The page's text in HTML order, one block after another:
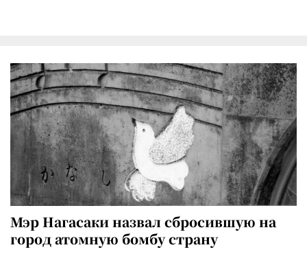
Мэр Нагасаки назвал сбросившую на
город атомную бомбу страну